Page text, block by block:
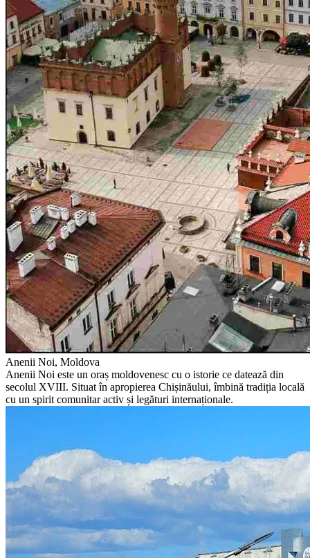
Anenii Noi, Moldova
Anenii Noi este un oraș moldovenesc cu o istorie ce datează din
secolul XVIII. Situat în apropierea Chișinăului, îmbină tradiția locală
cu un spirit comunitar activ și legături internaționale.